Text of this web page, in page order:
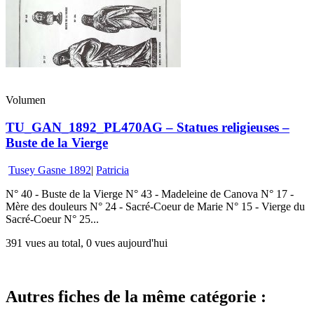
Volumen
TU_GAN_1892_PL470AG – Statues religieuses –
Buste de la Vierge
Tusey Gasne 1892| Patricia
N° 40 - Buste de la Vierge N° 43 - Madeleine de Canova N° 17 -
Mère des douleurs N° 24 - Sacré-Coeur de Marie N° 15 - Vierge du
Sacré-Coeur N° 25...
391 vues au total, 0 vues aujourd'hui
Autres fiches de la même catégorie :